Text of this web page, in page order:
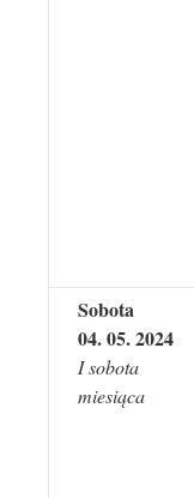
Sobota
04.05. 2024
I sobota
miesiąca